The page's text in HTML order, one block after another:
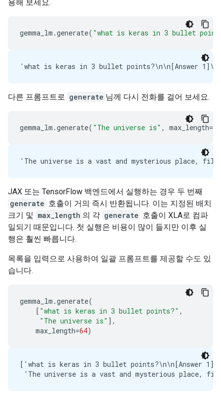
용해 보세요.
gemma_lm .generate( "what is keras in 3 bullet
다른 프롬프트로 generate 님께 다시 전화를 걸어 보세요.
gemma_lm .generate( "The universe is" , max_length=
JAX 또는 TensorFlow 백엔드에서 실행하는 경우 두 번째
generate 호출이 거의 즉시 반환됩니다. 이는 지정된 배치
크기 및 max_length 의 각 generate 호출이 XLA로 컴파
일되기 때문입니다. 첫 실행은 비용이 많이 들지만 이후 실
행은 훨씬 빠릅니다.
목록을 입력으로 사용하여 일괄 프롬프트를 제공할 수도 있
습니다.
gemma_lm .generate(
[ "what is keras in 3 bullet points?" ,
"The universe is" ],
max_length=64)
['what is keras in 3 bullet points?\n\n[Answer